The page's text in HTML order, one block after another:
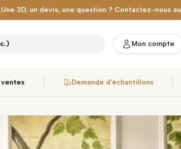
Une 3D, un devis, une question ? Contactez-nous au
Mon compte
Demande d'échantillons